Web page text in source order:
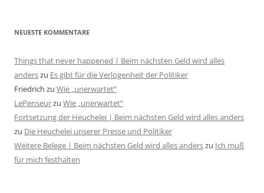
NEUESTE KOMMENTARE
Things that never happened | Beim nächsten Geld wird alles
anderszu Es gibt für die Verlogenheit der Politiker
Friedrich zu Wie „unerwartet“
LePenseurzu Wie „unerwartet“
Fortsetzung der Heuchelei | Beim nächsten Geld wird alles anders
zu Die Heuchelei unserer Presse und Politiker
Weitere Belege | Beim nächsten Geld wird alles anderszu Ich muß
für mich festhalten